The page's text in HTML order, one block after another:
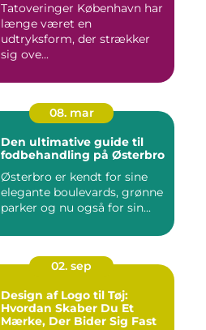
Tatoveringer København har
længe været en
udtryksform, der strækker
sig ove...
08. mar
Den ultimative guide til
fodbehandling på Østerbro
Østerbro er kendt for sine
elegante boulevards, grønne
parker og nu også for sin...
02. sep
Design af Logo til Tøj:
Hvordan Skaber Du Et
Mærke, Der Bider Sig Fast